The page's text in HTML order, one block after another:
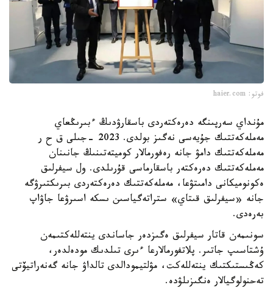
فوتو: haier.com
مۇنداي سەرپىنگە دەرەكتەردى باسقارۋدىڭ ءبىرىڭعاي
مەملەكەتتىك جۇيەسى نەگىز بولدى. 2023 -جىلى ق ح ر
مەملەكەتتىك دامۋ جانە رەفورمالار كوميتەتىنىڭ جانىنان
مەملەكەتتىك دەرەكتەر باسقارماسى قۇرىلدى. ول سيفرلىق
ەكونوميكانى دامىتۋعا، مەملەكەتتىك دەرەكتەردى بىرىكتىرۋگە
جانە «سيفرلىق قىتاي» ستراتەگياسىن ىسكە اسىرۋعا جاۋاپ
بەرەدى.
سونىمەن قاتار سيفرلىق ەگىزدەر جاساندى ينتەللەكتىمەن
ۇشتاسىپ جاتىر. پلاتفورمالارعا ءىرى تىلدىك مودەلدەر،
كەڭىستىكتىك ينتەللەكت، مۋلتيمودالدى تالداۋ جانە گەنەراتيۆتى
تەحنولوگيالار ەنگىزىلۋدە.